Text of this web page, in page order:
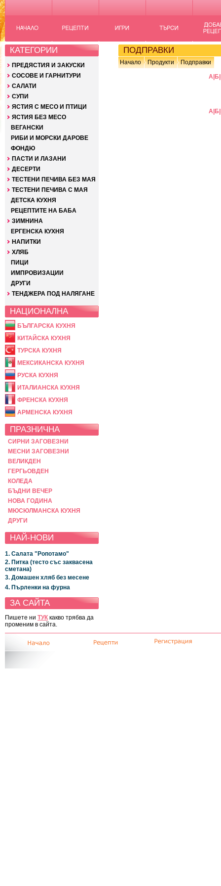
КАТЕГОРИИ
ПРЕДЯСТИЯ И ЗАКУСКИ
СОСОВЕ И ГАРНИТУРИ
САЛАТИ
СУПИ
ЯСТИЯ С МЕСО И ПТИЦИ
ЯСТИЯ БЕЗ МЕСО
ВЕГАНСКИ
РИБИ И МОРСКИ ДАРОВЕ
ФОНДЮ
ПАСТИ И ЛАЗАНИ
ДЕСЕРТИ
ТЕСТЕНИ ПЕЧИВА БЕЗ МАЯ
ТЕСТЕНИ ПЕЧИВА С МАЯ
ДЕТСКА КУХНЯ
РЕЦЕПТИТЕ НА БАБА
ЗИМНИНА
ЕРГЕНСКА КУХНЯ
НАПИТКИ
ХЛЯБ
ПИЦИ
ИМПРОВИЗАЦИИ
ДРУГИ
ТЕНДЖЕРА ПОД НАЛЯГАНЕ
НАЦИОНАЛНА
БЪЛГАРСКА КУХНЯ
КИТАЙСКА КУХНЯ
ТУРСКА КУХНЯ
МЕКСИКАНСКА КУХНЯ
РУСКА КУХНЯ
ИТАЛИАНСКА КУХНЯ
ФРЕНСКА КУХНЯ
АРМЕНСКА КУХНЯ
ПРАЗНИЧНА
СИРНИ ЗАГОВЕЗНИ
МЕСНИ ЗАГОВЕЗНИ
ВЕЛИКДЕН
ГЕРГЬОВДЕН
КОЛЕДА
БЪДНИ ВЕЧЕР
НОВА ГОДИНА
МЮСЮЛМАНСКА КУХНЯ
ДРУГИ
НАЙ-НОВИ
1. Салата "Ропотамо"
2. Питка (тесто със заквасена
сметана)
3. Домашен хляб без месене
4. Пърленки на фурна
ЗА САЙТА
Пишете ни ТУК какво трябва да
променим в сайта.
ПОДПРАВКИ
Начало Продукти Подправки
А Б
А Б